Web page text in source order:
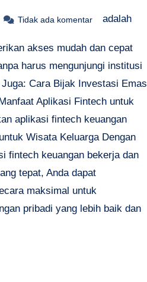
Tidak ada komentar adalah
akses mudah dan cepat
harus mengunjungi institusi
Cara Bijak Investasi Emas
Aplikasi Fintech untuk
aplikasi fintech keuangan
Wisata Keluarga Dengan
fintech keuangan bekerja dan
tepat, Anda dapat
maksimal untuk
pribadi yang lebih baik dan